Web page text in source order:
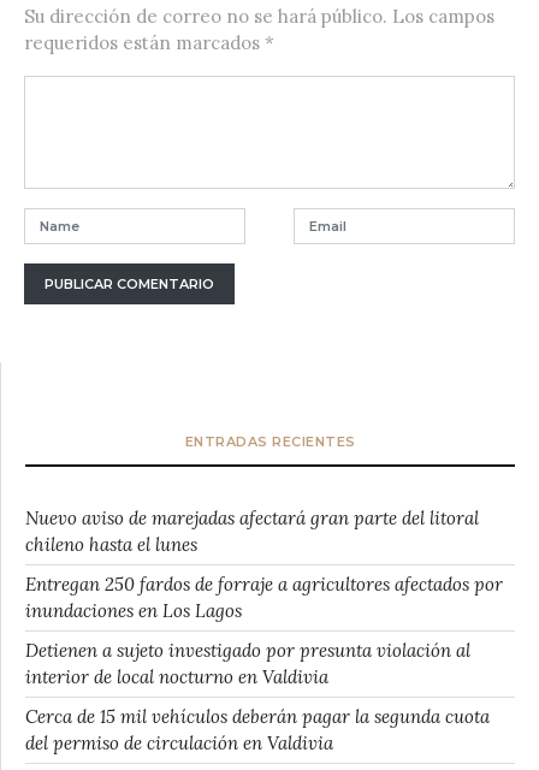
Su dirección de correo no se hará público. Los campos
requeridos están marcados *
ENTRADAS RECIENTES
Nuevo aviso de marejadas afectará gran parte del litoral
chileno hasta el lunes
Entregan 250 fardos de forraje a agricultores afectados por
inundaciones en Los Lagos
Detienen a sujeto investigado por presunta violación al
interior de local nocturno en Valdivia
Cerca de 15 mil vehículos deberán pagar la segunda cuota
del permiso de circulación en Valdivia